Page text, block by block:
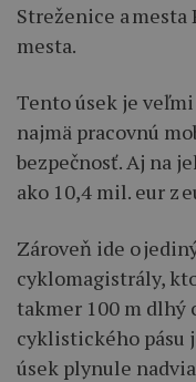
Streženice a
mesta.
Tento úsek je
najmä pracovnú
bezpečnosť. Aj na
ako 10,4 mil. eur z
Zároveň ide o
cyklomagistrály,
takmer 100 m dlhý
cyklistického pásu
úsek plynule